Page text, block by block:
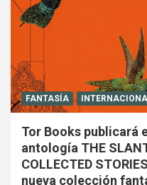
FANTASÍA
Tor Books publicará
antología THE
COLLECTED
nueva colección